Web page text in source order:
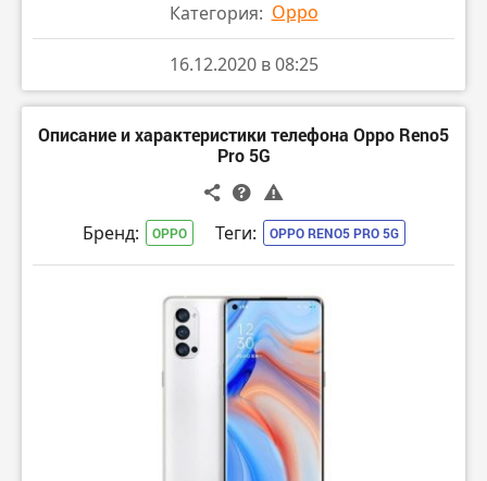
Категория: Oppo
16.12.2020 в 08:25
Описание и характеристики телефона Oppo Reno5
Pro 5G
Бренд: OPPO Теги: OPPO RENO5 PRO 5G